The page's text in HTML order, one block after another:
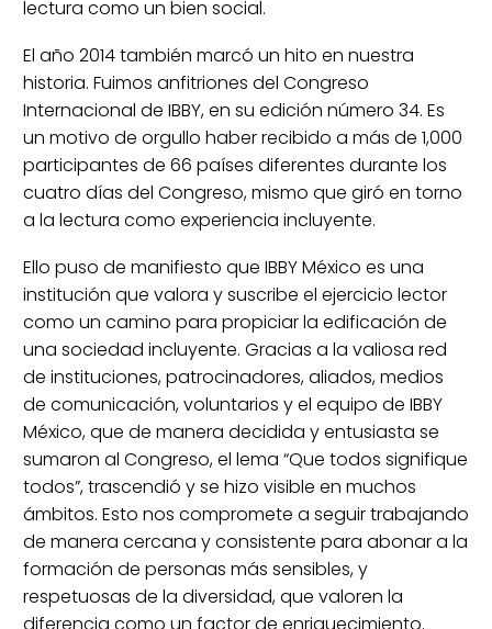
lectura como un bien social.
El año 2014 también marcó un hito en nuestra
historia. Fuimos anfitriones del Congreso
Internacional de IBBY, en su edición número 34. Es
un motivo de orgullo haber recibido a más de 1,000
participantes de 66 países diferentes durante los
cuatro días del Congreso, mismo que giró en torno
a la lectura como experiencia incluyente.
Ello puso de manifiesto que IBBY México es una
institución que valora y suscribe el ejercicio lector
como un camino para propiciar la edificación de
una sociedad incluyente. Gracias a la valiosa red
de instituciones, patrocinadores, aliados, medios
de comunicación, voluntarios y el equipo de IBBY
México, que de manera decidida y entusiasta se
sumaron al Congreso, el lema “Que todos signifique
todos”, trascendió y se hizo visible en muchos
ámbitos. Esto nos compromete a seguir trabajando
de manera cercana y consistente para abonar a la
formación de personas más sensibles, y
respetuosas de la diversidad, que valoren la
diferencia como un factor de enriquecimiento.